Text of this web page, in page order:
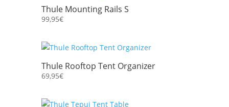
Thule Mounting Rails S
99,95€
Thule Rooftop Tent Organizer
69,95€